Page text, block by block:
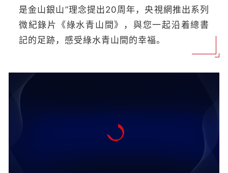
是金山銀山”理念提出20周年，央視網推出系列
微紀錄片《綠水青山間》，與您一起沿着總書
記的足跡，感受綠水青山間的幸福。